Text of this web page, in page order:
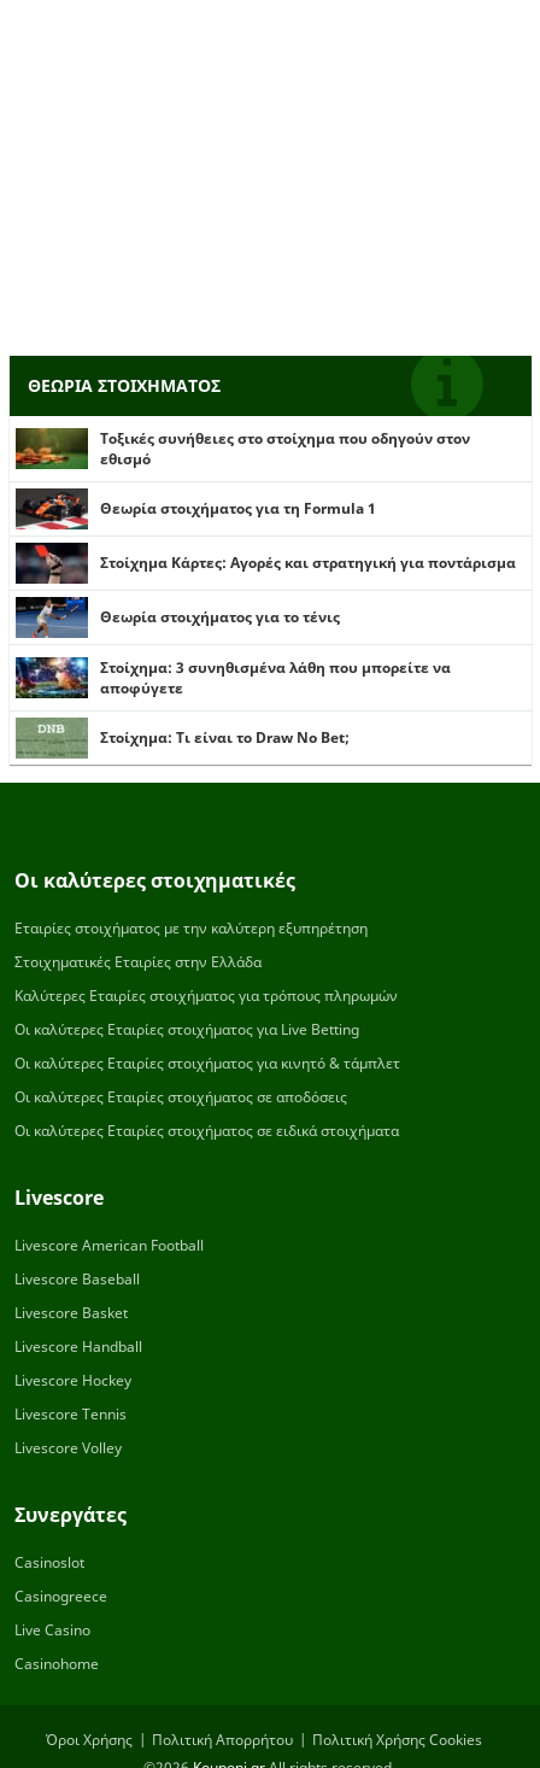
ΘΕΩΡΙΑ ΣΤΟΙΧΗΜΑΤΟΣ
Τοξικές συνήθειες στο στοίχημα που οδηγούν στον
εθισμό
Θεωρία στοιχήματος για τη Formula 1
Στοίχημα Κάρτες: Αγορές και στρατηγική για ποντάρισμα
Θεωρία στοιχήματος για το τένις
Στοίχημα: 3 συνηθισμένα λάθη που μπορείτε να
αποφύγετε
Στοίχημα: Τι είναι το Draw No Bet;
Οι καλύτερες στοιχηματικές
Εταιρίες στοιχήματος με την καλύτερη εξυπηρέτηση
Στοιχηματικές Εταιρίες στην Ελλάδα
Καλύτερες Εταιρίες στοιχήματος για τρόπους πληρωμών
Οι καλύτερες Εταιρίες στοιχήματος για Live Betting
Οι καλύτερες Εταιρίες στοιχήματος για κινητό & τάμπλετ
Οι καλύτερες Εταιρίες στοιχήματος σε αποδόσεις
Οι καλύτερες Εταιρίες στοιχήματος σε ειδικά στοιχήματα
Livescore
Livescore American Football
Livescore Baseball
Livescore Basket
Livescore Handball
Livescore Hockey
Livescore Tennis
Livescore Volley
Συνεργάτες
Casinoslot
Casinogreece
Live Casino
Casinohome
Όροι Χρήσης Πολιτική Απορρήτου
Πολιτική Χρήσης Cookies